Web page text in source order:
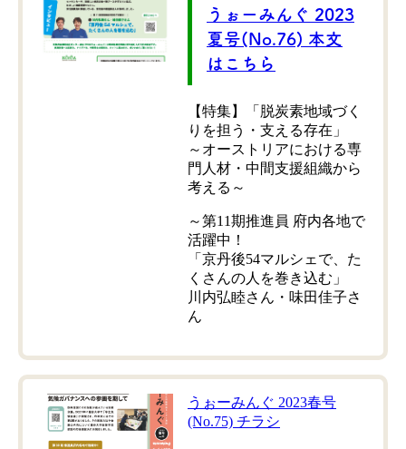
うぉーみんぐ 2023
夏号(No.76) 本文
はこちら
【特集】「脱炭素地域づく
りを担う・支える存在」
～オーストリアにおける専
門人材・中間支援組織から
考える～
～第11期推進員 府内各地で
活躍中！
「京丹後54マルシェで、た
くさんの人を巻き込む」
川内弘睦さん・味田佳子さ
ん
うぉーみんぐ 2023春号
(No.75) チラシ